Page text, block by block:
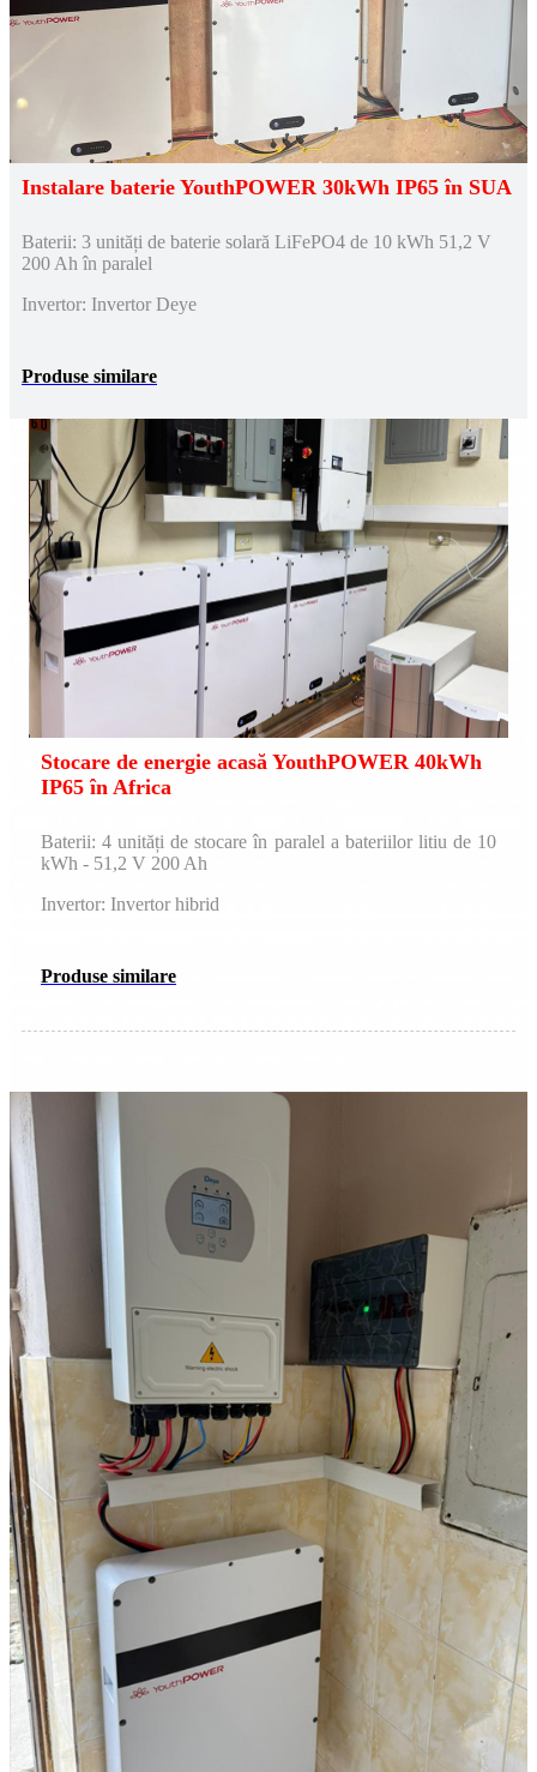
Instalare baterie YouthPOWER 30kWh IP65 în SUA
Baterii: 3 unități de baterie solară LiFePO4 de 10 kWh 51,2 V
200 Ah în paralel
Invertor: Invertor Deye
Produse similare
Stocare de energie acasă YouthPOWER 40kWh
IP65 în Africa
Baterii: 4 unități de stocare în paralel a bateriilor litiu de 10
kWh - 51,2 V 200 Ah
Invertor: Invertor hibrid
Produse similare